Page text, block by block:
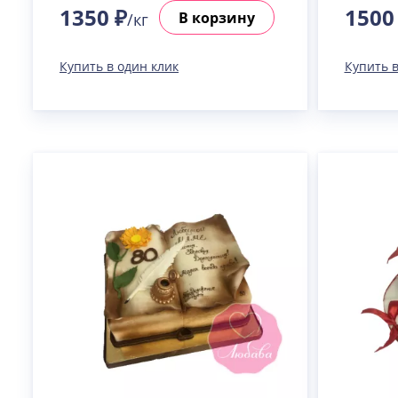
1350 ₽/кг В корзину
Купить в один клик Купить